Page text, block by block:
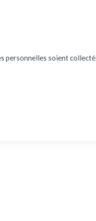
personnelles soient